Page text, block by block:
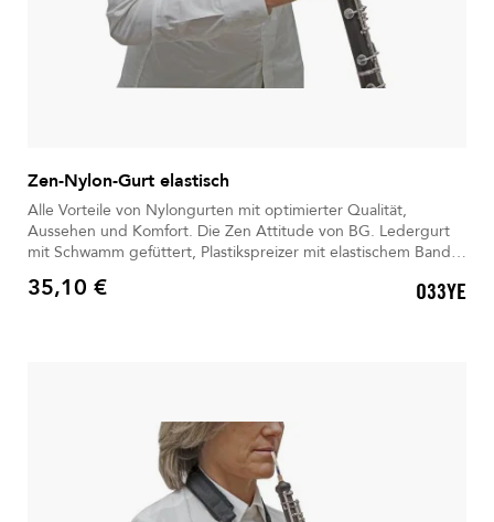
Zen-Nylon-Gurt elastisch
Alle Vorteile von Nylongurten mit optimierter Qualität,
Aussehen und Komfort. Die Zen Attitude von BG. Ledergurt
mit Schwamm gefüttert, Plastikspreizer mit elastischem Band,
schnell in der Anwendung. BG bietet Ihnen für jeden Moment
Preis
35,10 € O33YE